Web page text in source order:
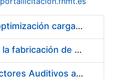
Pliego condiciones optimización cargas compras firmado
Acuerdo marco para la fabricación de piezas
Suministro de Protectores Auditivos a medida para las personas trabajadoras de los Centros de Trabajo de Madrid y Burgos